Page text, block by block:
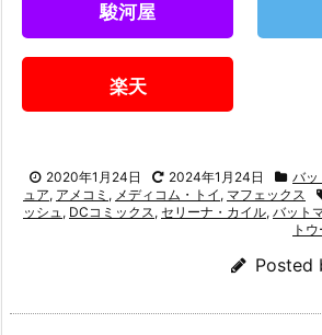
駿河屋
楽天
2020年1月24日 2024年1月24日 バッ
ュア, アメコミ , メディコム・トイ , マフェックス
ッシュ, DCコミックス, セリーナ・カイル, バット
ト
Posted